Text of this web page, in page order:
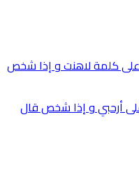
على كلمة لاهنت و إذا شخص
أرحبي و إذا شخص قال